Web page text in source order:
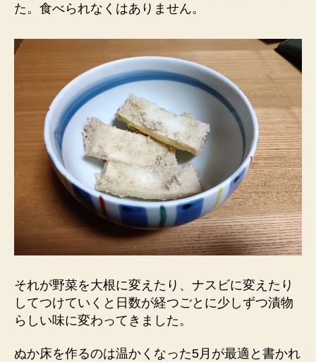
た。食べられなくはありません。
それが野菜を大根に変えたり、ナスビに変えたり
してつけていくと日数が経つごとに少しずつ漬物
らしい味に変わってきました。
ぬか床を作るのは温かくなった5月が最適と書かれ